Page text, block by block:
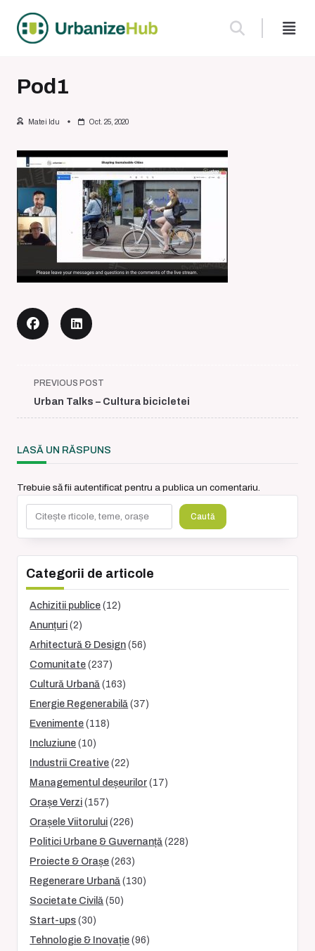
content
Pod1
Matei Idu Oct. 25, 2020
<span
class="nav-
subtitle
reader-
text">Page</span>
PREVIOUS POST
Urban Talks – Cultura bicicletei
LASĂ UN RĂSPUNS
Trebuie să fii autentificat pentru a publica un comentariu.
Caută
Categorii de articole
Achizitii publice (12)
Anunțuri (2)
Arhitectură & Design (56)
Comunitate (237)
Cultură Urbană (163)
Energie Regenerabilă (37)
Evenimente (118)
Incluziune (10)
Industrii Creative (22)
Managementul deșeurilor (17)
Orașe Verzi (157)
Orașele Viitorului (226)
Politici Urbane & Guvernanță (228)
Proiecte & Orașe (263)
Regenerare Urbană (130)
Societate Civilă (50)
Start-ups (30)
Tehnologie & Inovație (96)